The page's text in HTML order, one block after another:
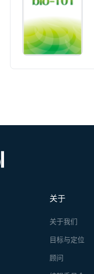
关于
关于我们
目标与定位
顾问